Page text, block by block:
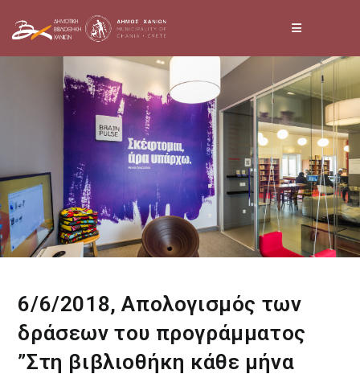
6/6/2018, Απολογισμός των
δράσεων του προγράμματος
”Στη βιβλιοθήκη κάθε μήνα